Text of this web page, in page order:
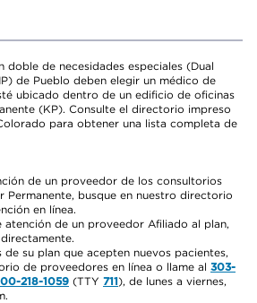
doble de necesidades especiales (Dual
de Pueblo deben elegir un médico de
ubicado dentro de un edificio de oficinas
(KP). Consulte el directorio impreso
para obtener una lista completa de
de un proveedor de los consultorios
Permanente, busque en nuestro directorio
en línea.
atención de un proveedor Afiliado al plan,
de su plan que acepten nuevos pacientes,
de proveedores en línea o llame al 303-
218-1059 (TTY 711), de lunes a viernes,